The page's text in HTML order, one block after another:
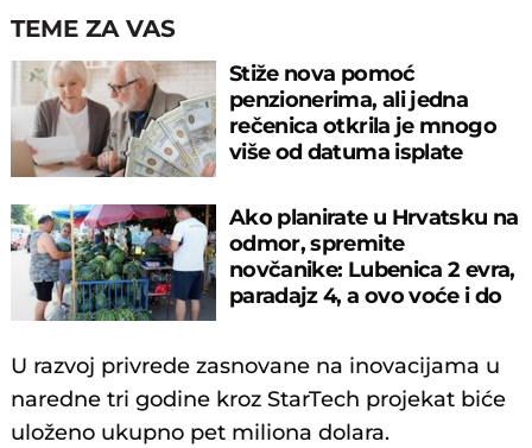
TEME ZA VAS
Stiže nova pomoć
penzionerima, ali jedna
rečenica otkrila je mnogo
više od datuma isplate
Ako planirate u Hrvatsku na
odmor, spremite
novčanike: Lubenica 2 evra,
paradajz 4, a ovo voće i do
U razvoj privrede zasnovane na inovacijama u
naredne tri godine kroz StarTech projekat biće
uloženo ukupno pet miliona dolara.